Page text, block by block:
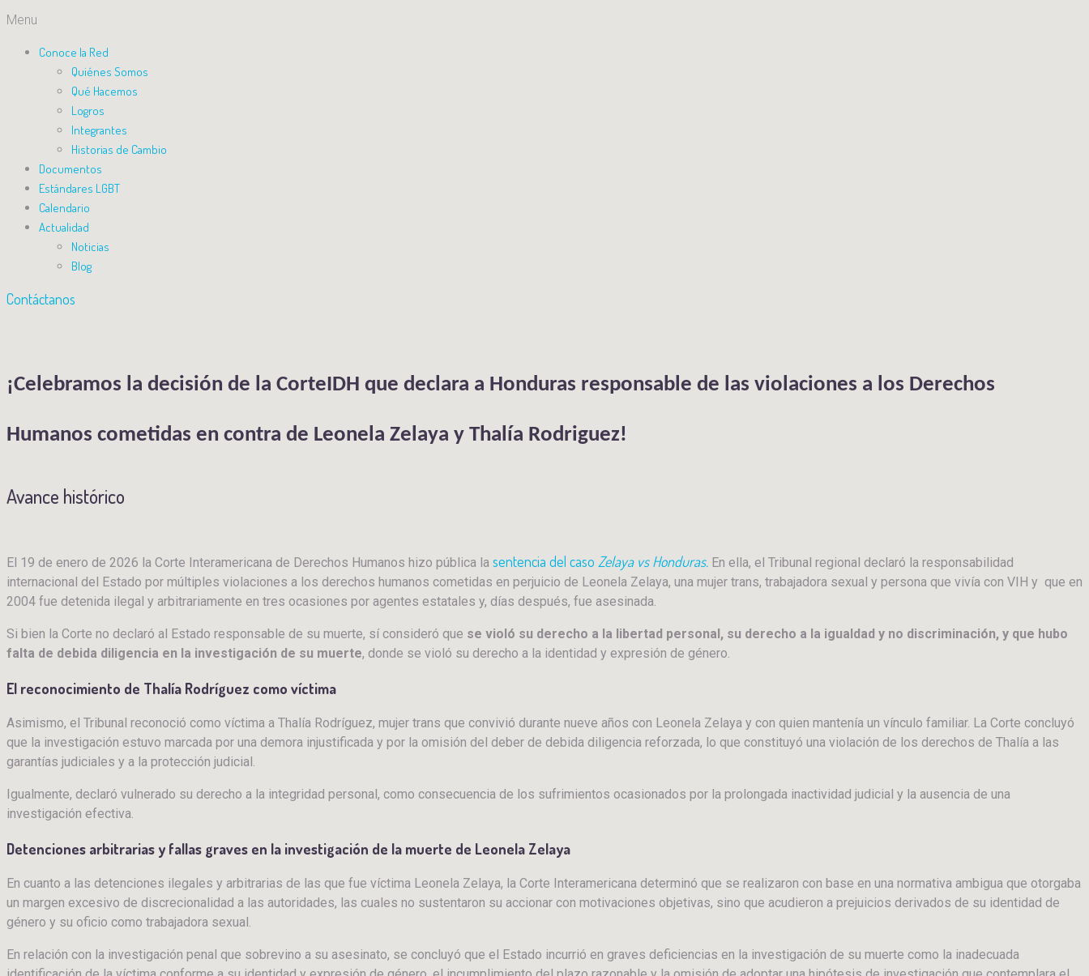
Menu
Conoce la Red
Quiénes Somos
Qué Hacemos
Logros
Integrantes
Historias de Cambio
Documentos
Estándares LGBT
Calendario
Actualidad
Noticias
Blog
Contáctanos
¡Celebramos la decisión de la CorteIDH que declara a Honduras responsable de las violaciones a los Derechos
Humanos cometidas en contra de Leonela Zelaya y Thalía Rodriguez!
Avance histórico
El 19 de enero de 2026 la Corte Interamericana de Derechos Humanos hizo pública la sentencia del caso Zelaya vs Honduras. En ella, el Tribunal regional declaró la responsabilidad
internacional del Estado por múltiples violaciones a los derechos humanos cometidas en perjuicio de Leonela Zelaya, una mujer trans, trabajadora sexual y persona que vivía con VIH y que en
2004 fue detenida ilegal y arbitrariamente en tres ocasiones por agentes estatales y, días después, fue asesinada.
Si bien la Corte no declaró al Estado responsable de su muerte, sí consideró que se violó su derecho a la libertad personal, su derecho a la igualdad y no discriminación, y que hubo
falta de debida diligencia en la investigación de su muerte, donde se violó su derecho a la identidad y expresión de género.
El reconocimiento de Thalía Rodríguez como víctima
Asimismo, el Tribunal reconoció como víctima a Thalía Rodríguez, mujer trans que convivió durante nueve años con Leonela Zelaya y con quien mantenía un vínculo familiar. La Corte concluyó
que la investigación estuvo marcada por una demora injustificada y por la omisión del deber de debida diligencia reforzada, lo que constituyó una violación de los derechos de Thalía a las
garantías judiciales y a la protección judicial.
Igualmente, declaró vulnerado su derecho a la integridad personal, como consecuencia de los sufrimientos ocasionados por la prolongada inactividad judicial y la ausencia de una
investigación efectiva.
Detenciones arbitrarias y fallas graves en la investigación de la muerte de Leonela Zelaya
En cuanto a las detenciones ilegales y arbitrarias de las que fue víctima Leonela Zelaya, la Corte Interamericana determinó que se realizaron con base en una normativa ambigua que otorgaba
un margen excesivo de discrecionalidad a las autoridades, las cuales no sustentaron su accionar con motivaciones objetivas, sino que acudieron a prejuicios derivados de su identidad de
género y su oficio como trabajadora sexual.
En relación con la investigación penal que sobrevino a su asesinato, se concluyó que el Estado incurrió en graves deficiencias en la investigación de su muerte como la inadecuada